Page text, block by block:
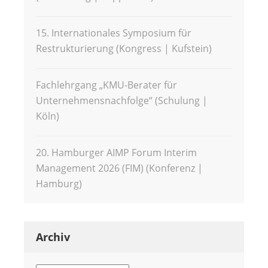
15. Internationales Symposium für
Restrukturierung (Kongress | Kufstein)
Fachlehrgang „KMU-Berater für
Unternehmensnachfolge“ (Schulung |
Köln)
20. Hamburger AIMP Forum Interim
Management 2026 (FIM) (Konferenz |
Hamburg)
Archiv